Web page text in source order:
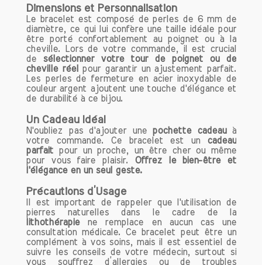
Nos bracelets de lithothérapie en pierres
naturelles faits main sont bien plus qu'un
simple accessoire de mode. Ils sont un
véritable outil de bien-être, alliant
beauté et bénéfices psychologiques.
Que vous soyez novice en lithothérapie
ou un passionné, nos créations sauront
vous séduire et vous accompagner au
N'hésitez pas à explorer notre collection
et à trouver le bracelet qui résonne
avec votre énergie !
Dimensions et Personnalisation
Le bracelet est composé de perles de 6 mm de
diamètre, ce qui lui confère une taille idéale pour
être porté confortablement au poignet ou à la
cheville. Lors de votre commande, il est crucial
de sélectionner votre tour de poignet ou de
cheville réel
pour garantir un ajustement parfait.
Les perles de fermeture en acier inoxydable de
couleur argent ajoutent une touche d'élégance et
de durabilité à ce bijou.
Un Cadeau Idéal
N'oubliez pas d'ajouter une pochette cadeauà
votre commande. Ce bracelet est un cadeau
parfait pour un proche, un être cher ou même
pour vous faire plaisir. Offrez le bien-être et
l'élégance en un seul geste.
Précautions d’Usage
Il est important de rappeler que l'utilisation de
pierres naturelles dans le cadre de la
lithothérapie ne remplace en aucun cas une
consultation médicale. Ce bracelet peut être un
complément à vos soins, mais il est essentiel de
suivre les conseils de votre médecin, surtout si
vous souffrez d’allergies ou de troubles